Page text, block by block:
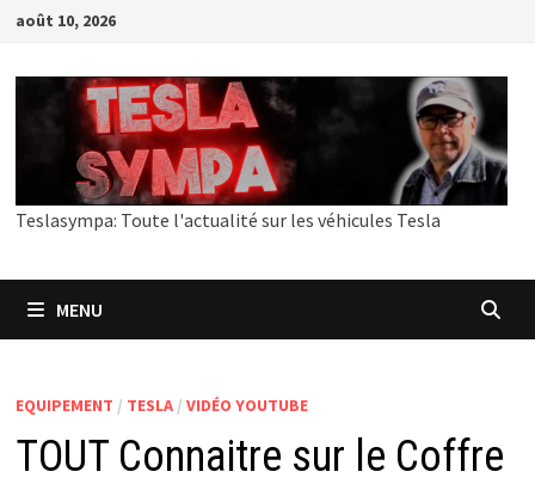
Passer
contenu
août 10, 2026
Teslasympa: Toute l'actualité sur les véhicules Tesla
MENU
EQUIPEMENT / TESLA/ VIDÉO YOUTUBE
TOUT Connaitre sur le Coffre